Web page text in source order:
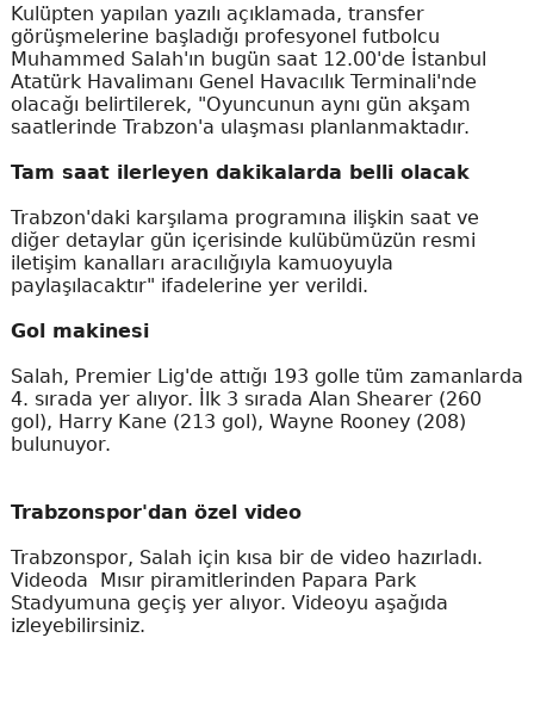
Kulüpten yapılan yazılı açıklamada, transfer
görüşmelerine başladığı profesyonel futbolcu
Muhammed Salah'ın bugün saat 12.00'de İstanbul
Atatürk Havalimanı Genel Havacılık Terminali'nde
olacağı belirtilerek, "Oyuncunun aynı gün akşam
saatlerinde Trabzon'a ulaşması planlanmaktadır.
Tam saat ilerleyen dakikalarda belli olacak
Trabzon'daki karşılama programına ilişkin saat ve
diğer detaylar gün içerisinde kulübümüzün resmi
iletişim kanalları aracılığıyla kamuoyuyla
paylaşılacaktır" ifadelerine yer verildi.
Gol makinesi
Salah, Premier Lig'de attığı 193 golle tüm zamanlarda
4. sırada yer alıyor. İlk 3 sırada Alan Shearer (260
gol), Harry Kane (213 gol), Wayne Rooney (208)
bulunuyor.
Trabzonspor'dan özel video
Trabzonspor, Salah için kısa bir de video hazırladı.
Videoda Mısır piramitlerinden Papara Park
Stadyumuna geçiş yer alıyor. Videoyu aşağıda
izleyebilirsiniz.